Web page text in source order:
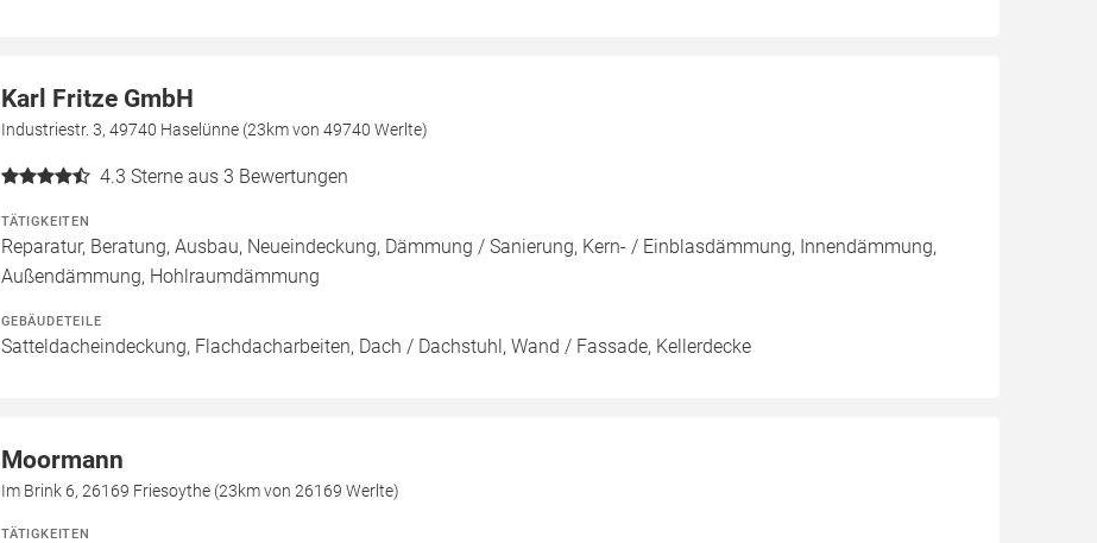
Karl Fritze GmbH
Industriestr. 3, 49740 Haselünne (23km von 49740 Werlte)
4.3 Sterne aus 3 Bewertungen
TÄTIGKEITEN
Reparatur, Beratung, Ausbau, Neueindeckung, Dämmung / Sanierung, Kern- / Einblasdämmung, Innendämmung,
Außendämmung, Hohlraumdämmung
GEBÄUDETEILE
Satteldacheindeckung, Flachdacharbeiten, Dach / Dachstuhl, Wand / Fassade, Kellerdecke
Moormann
Im Brink 6, 26169 Friesoythe (23km von 26169 Werlte)
TÄTIGKEITEN